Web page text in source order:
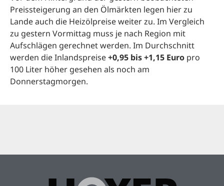
Preissteigerung an den Ölmärkten legen hier zu
Lande auch die Heizölpreise weiter zu. Im Vergleich
zu gestern Vormittag muss je nach Region mit
Aufschlägen gerechnet werden. Im Durchschnitt
werden die Inlandspreise+0,95 bis +1,15 Euro pro
100 Liter höher gesehen als noch am
Donnerstagmorgen.